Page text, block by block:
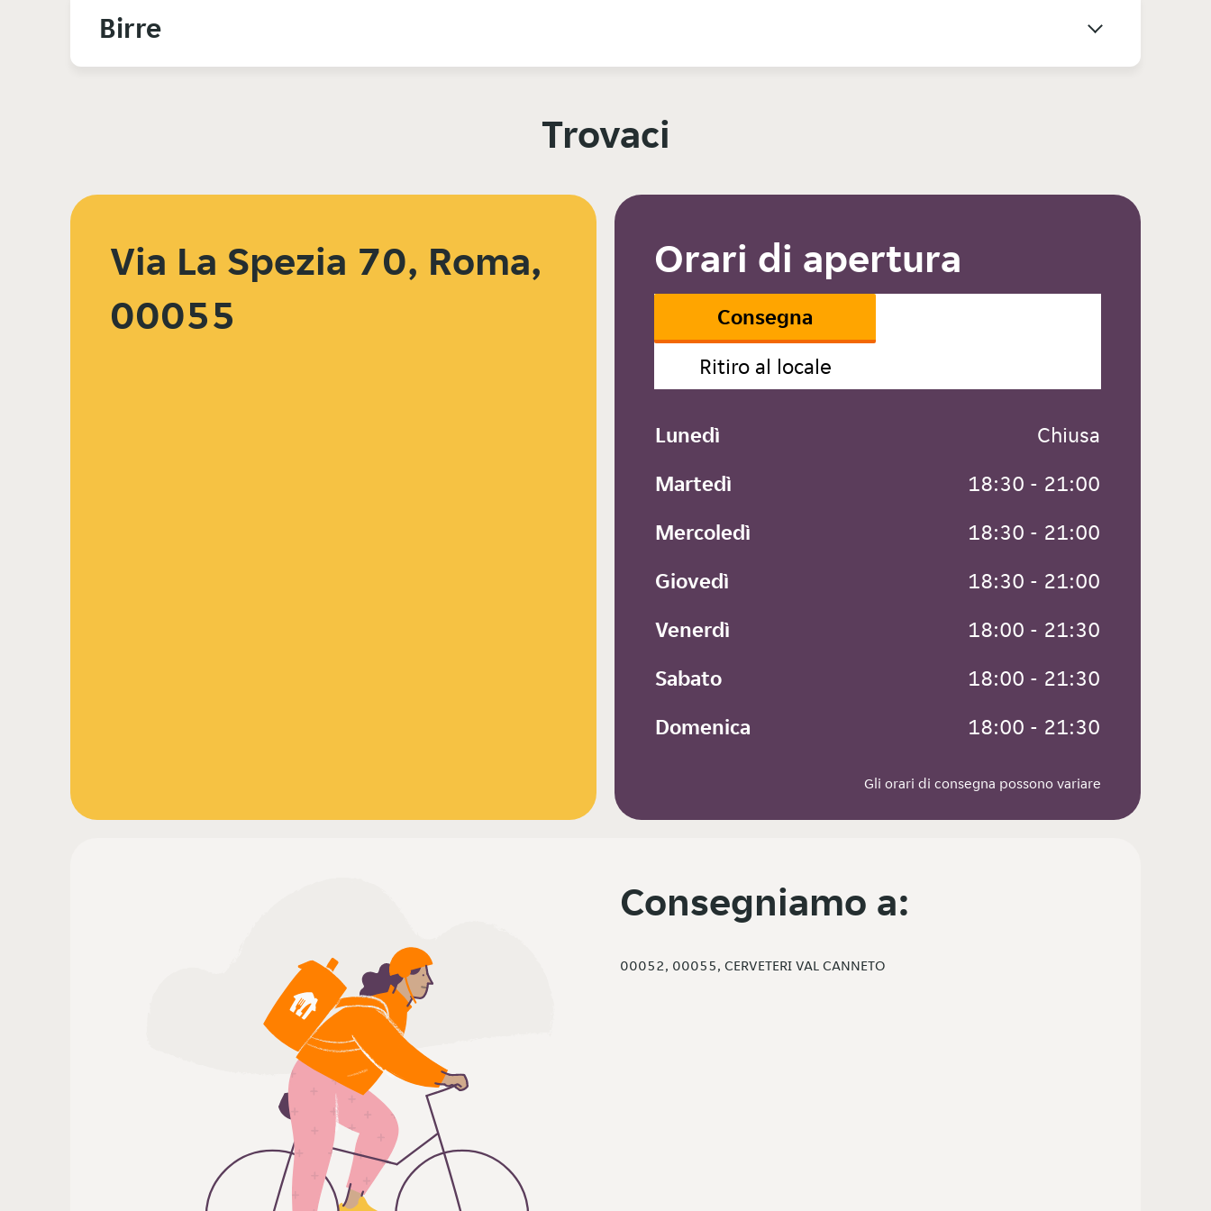
Birre
Trovaci
Via La Spezia 70, Roma,
00055
Orari di apertura
Consegna
Ritiro al locale
Lunedì
Chiusa
Martedì
18:30 - 21:00
Mercoledì
18:30 - 21:00
Giovedì
18:30 - 21:00
Venerdì
18:00 - 21:30
Sabato
18:00 - 21:30
Domenica
18:00 - 21:30
Gli orari di consegna possono variare
Consegniamo a:
00052, 00055, CERVETERI VAL CANNETO